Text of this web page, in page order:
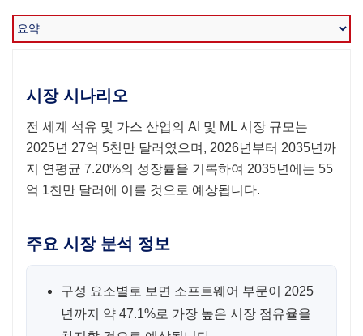
시장 시나리오
전 세계 석유 및 가스 산업의 AI 및 ML 시장 규모는
2025년 27억 5천만 달러였으며, 2026년부터 2035년까
지 연평균 7.20%의 성장률을 기록하여 2035년에는 55
억 1천만 달러에 이를 것으로 예상됩니다.
주요 시장 분석 정보
구성 요소별로 보면 소프트웨어 부문이 2025
년까지 약 47.1%로 가장 높은 시장 점유율을